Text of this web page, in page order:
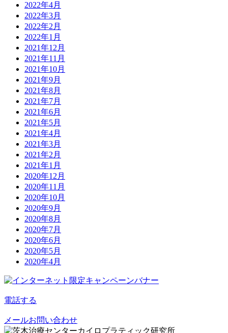
2022年4月
2022年3月
2022年2月
2022年1月
2021年12月
2021年11月
2021年10月
2021年9月
2021年8月
2021年7月
2021年6月
2021年5月
2021年4月
2021年3月
2021年2月
2021年1月
2020年12月
2020年11月
2020年10月
2020年9月
2020年8月
2020年7月
2020年6月
2020年5月
2020年4月
電話する
メールお問い合わせ